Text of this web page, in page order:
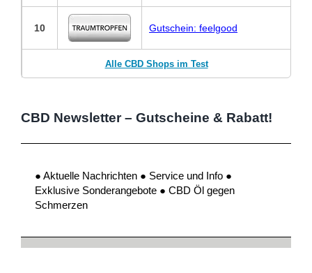
10 Gutschein: feelgood
Alle CBD Shops im Test
CBD Newsletter – Gutscheine & Rabatt!
● Aktuelle Nachrichten ● Service und Info ●
Exklusive Sonderangebote ● CBD Öl gegen
Schmerzen